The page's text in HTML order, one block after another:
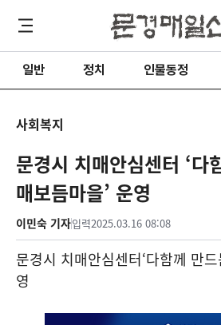
일반 정치 인물동정
사회복지
문경시 치매안심센터 ‘다
매보듬마을’ 운영
이민숙 기자입력2025.03.16 08:08
문경시 치매안심센터‘다함께 만
영